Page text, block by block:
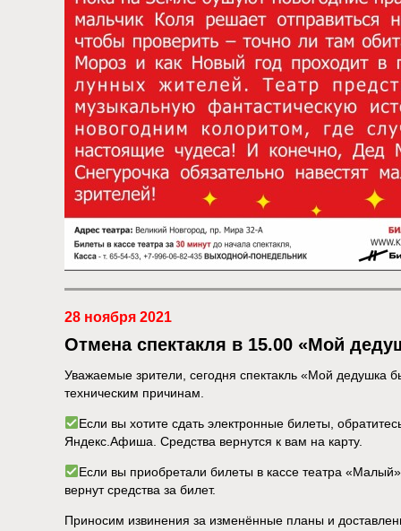
28 ноября 2021
Отмена спектакля в 15.00 «Мой
Уважаемые зрители, сегодня спектакль «Мой дедушка
техническим причинам.
Если вы хотите сдать электронные билеты,
Яндекс.Афиша. Средства вернутся к вам на карту.
Если вы приобретали билеты в кассе театра
вернут средства за билет.
Приносим извинения за изменённые планы и